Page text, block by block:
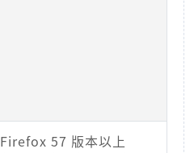
Firefox 57 版本以上